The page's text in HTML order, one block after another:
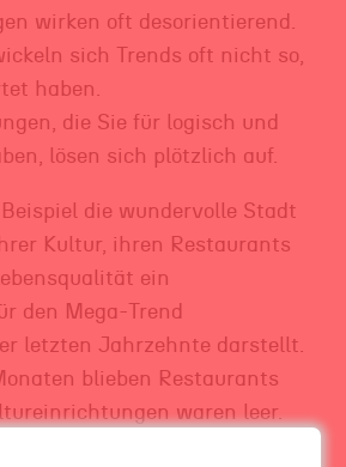
wirken oft desorientierend.
sich Trends oft nicht so,
haben.
die Sie für logisch und
lösen sich plötzlich auf.
die wundervolle Stadt
Kultur, ihren Restaurants
ein
den Mega-Trend
letzten Jahrzehnte darstellt.
blieben Restaurants
waren leer.